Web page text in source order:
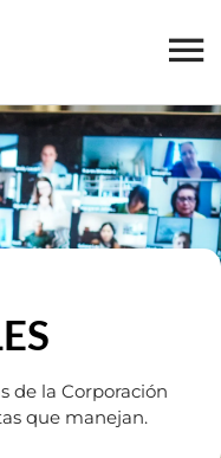
de la Corporación
que manejan.